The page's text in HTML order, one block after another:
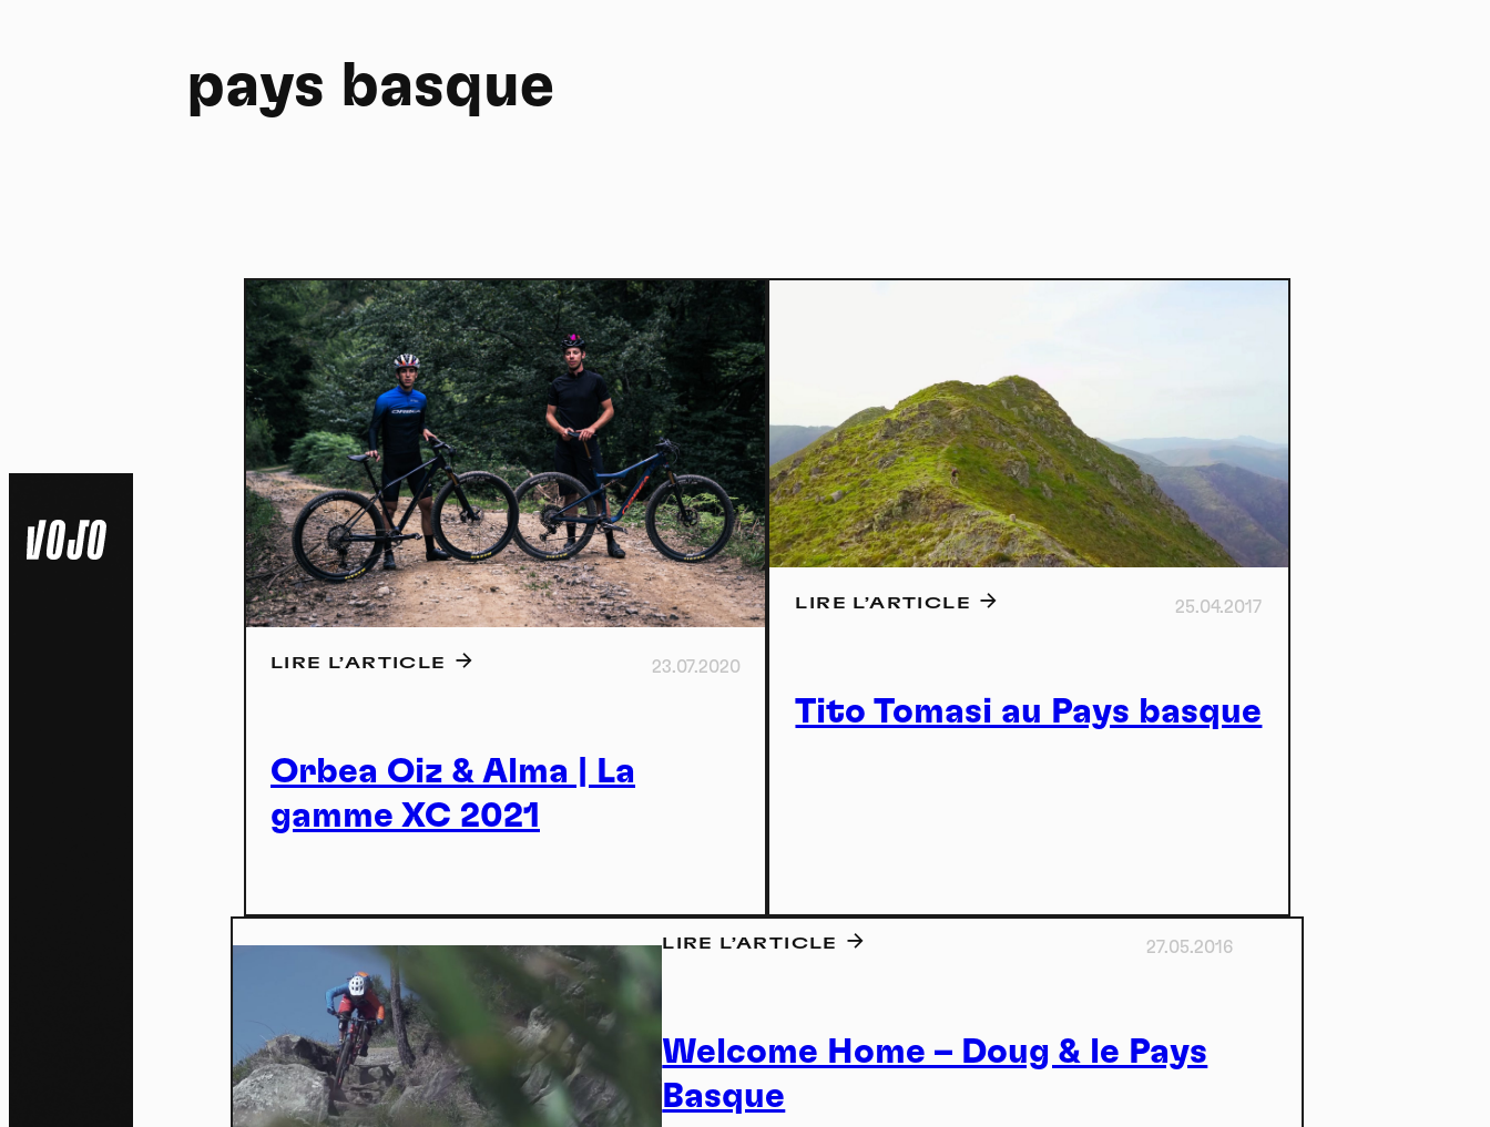
Home
Actu
Nature
Sport
pays basque
Orbea Oiz & Alma | La
gamme XC 2021
23.07.2020
LIRE L’ARTICLE
Tito Tomasi au Pays basque
25.04.2017
LIRE L’ARTICLE
Welcome Home – Doug & le Pays
Basque
27.05.2016
LIRE L’ARTICLE